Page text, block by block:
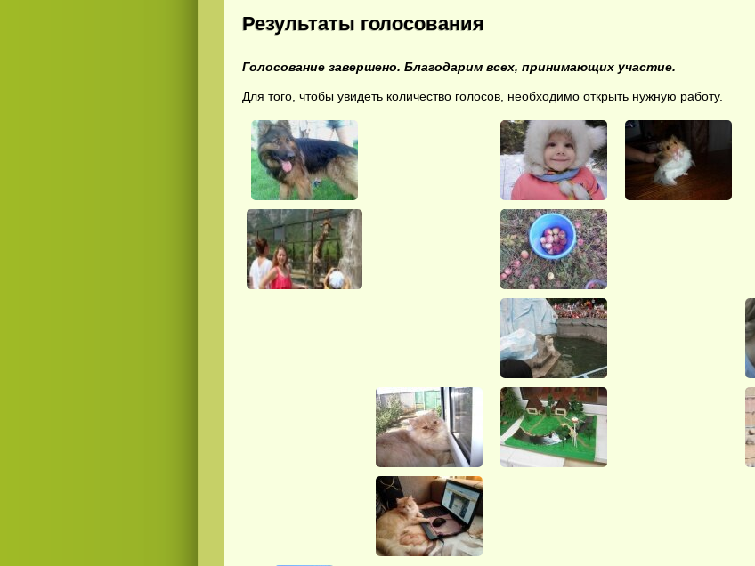
Результаты голосования
Голосование завершено. Благодарим всех, принимающих участие.
Для того, чтобы увидеть количество голосов, необходимо открыть нужную работу.